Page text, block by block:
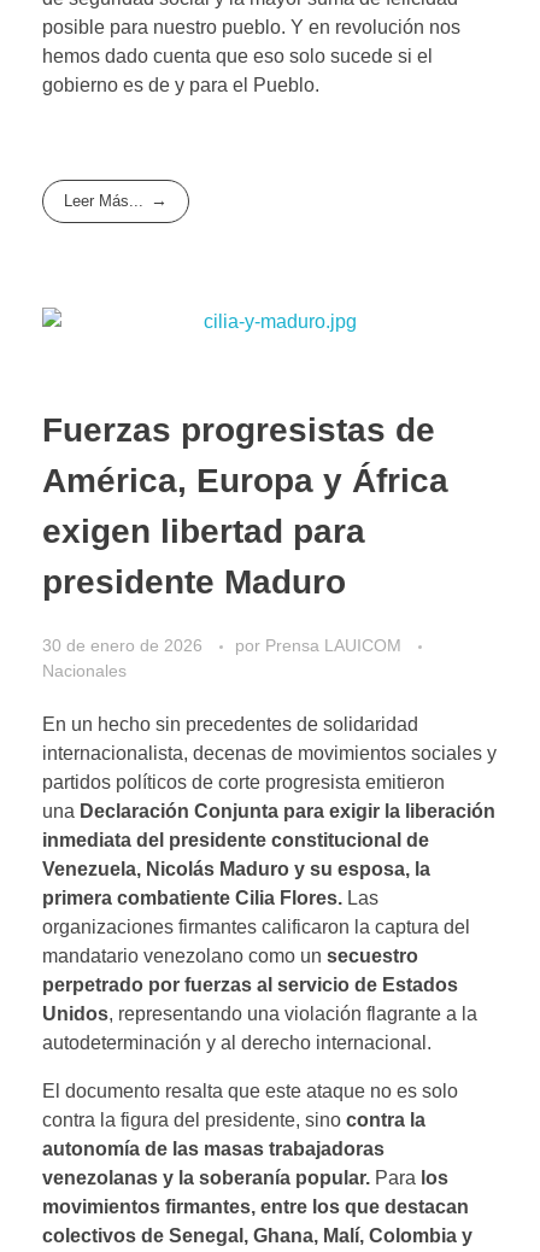
posible para nuestro pueblo. Y en revolución nos
hemos dado cuenta que eso solo sucede si el
gobierno es de y para el Pueblo.
Leer Más...
Fuerzas progresistas de
América, Europa y África
exigen libertad para
presidente Maduro
30 de enero de 2026 por Prensa LAUICOM
Nacionales
En un hecho sin precedentes de solidaridad
internacionalista, decenas de movimientos sociales y
partidos políticos de corte progresista emitieron
una Declaración Conjunta para exigir la liberación
inmediata del presidente constitucional de
Venezuela, Nicolás Maduro y su esposa, la
primera combatiente Cilia Flores. Las
organizaciones firmantes calificaron la captura del
mandatario venezolano como un secuestro
perpetrado por fuerzas al servicio de Estados
Unidos, representando una violación flagrante a la
autodeterminación y al derecho internacional.
El documento resalta que este ataque no es solo
contra la figura del presidente, sino contra la
autonomía de las masas trabajadoras
venezolanas y la soberanía popular. Para los
movimientos firmantes, entre los que destacan
colectivos de Senegal, Ghana, Malí, Colombia y